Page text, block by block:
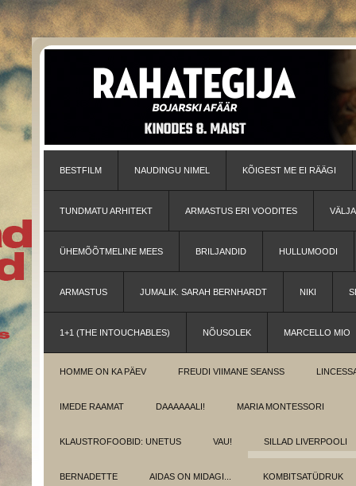
BESTFILM NAUDINGU NIMEL KÕIGEST ME EI RÄÄGI
TUNDMATU ARHITEKT ARMASTUS ERI VOODITES
ÜHEMÕÕTMELINE MEES BRILJANDID HULLUMOODI
ARMASTUS JUMALIK. SARAH BERNHARDT NIKI
1+1 (THE INTOUCHABLES) NÕUSOLEK MARCELLO MIO
HOMME ON KA PÄEV FREUDI VIIMANE SEANSS
IMEDE RAAMAT DAAAAAALI! MARIA MONTESSORI
KLAUSTROFOOBID: UNETUS VAU! SILLAD LIVERPOOLI
BERNADETTE AIDAS ON MIDAGI... KOMBITSATÜDRUK